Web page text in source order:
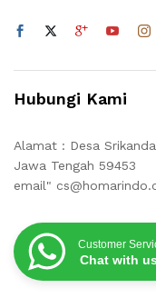
Hubungi Kami
Alamat : Desa
Jawa Tengah 59453
email"
Customer
Chat with us